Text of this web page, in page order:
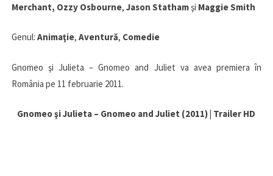
Merchant, Ozzy Osbourne, Jason Stathamşi Maggie Smith
Genul: Animaţie, Aventură, Comedie
Gnomeo şi Julieta – Gnomeo and Juliet va avea premiera în
România pe 11 februarie 2011.
Gnomeo şi Julieta – Gnomeo and Juliet (2011) | Trailer HD